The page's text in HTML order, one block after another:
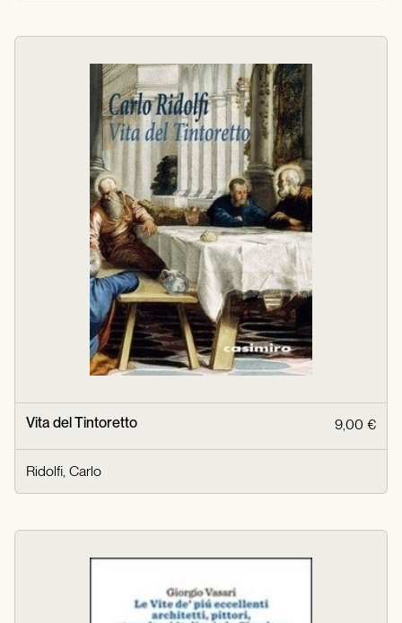
Vita del Tintoretto 9,00 €
Ridolfi, Carlo